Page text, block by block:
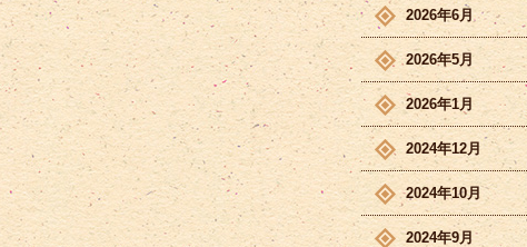
2026年6月
2026年5月
2026年1月
2024年12月
2024年10月
2024年9月